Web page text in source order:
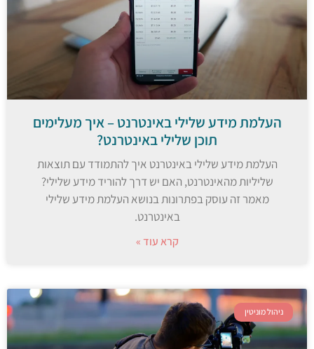
העלמת מידע שלילי באינטרנט – איך מעלימים
תוכן שלילי באינטרנט?
העלמת מידע שלילי באינטרנט איך להתמודד עם תוצאות
שליליות מהאינטרנט, האם יש דרך להוריד מידע שלילי?
מאמר זה עוסק בפתרונות בנושא העלמת מידע שלילי
באינטרנט.
קרא עוד »
ניהול מוניטין